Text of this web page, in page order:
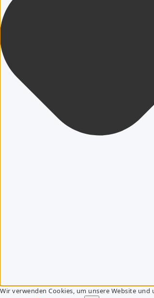
Wir verwenden Cookies, um unsere Website und